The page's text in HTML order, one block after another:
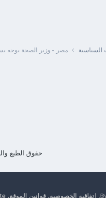
السياسية مصر - وزير الصحة يوجه
حقوق الطبع
, اتفاقيه الخصوصيه, قوانين الموقع, We have placed